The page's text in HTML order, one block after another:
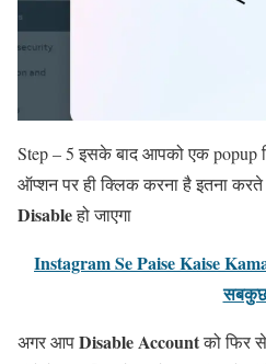
Step – 5 इसके बाद आपको एक popup
ऑप्शन पर ही क्लिक करना है इतना
Disableहो जाएगा
Instagram Se Paise Kaise
अगर आपDisable Accountको फिर से